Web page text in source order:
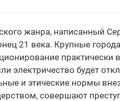
жанра, написанный
21 века. Крупные
практически
электричество будет
и этические нормы
совершают